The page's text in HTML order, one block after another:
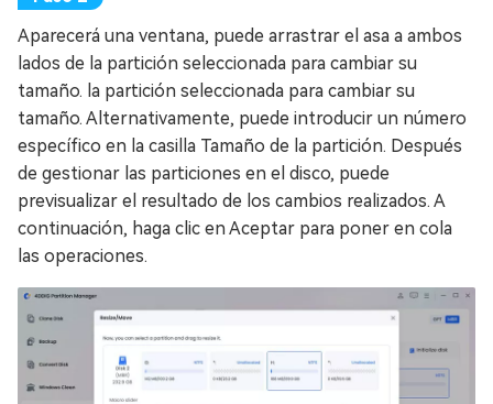
Aparecerá una ventana, puede arrastrar el asa a ambos
lados de la partición seleccionada para cambiar su
tamaño. la partición seleccionada para cambiar su
tamaño. Alternativamente, puede introducir un número
específico en la casilla Tamaño de la partición. Después
de gestionar las particiones en el disco, puede
previsualizar el resultado de los cambios realizados. A
continuación, haga clic en Aceptar para poner en cola
las operaciones.